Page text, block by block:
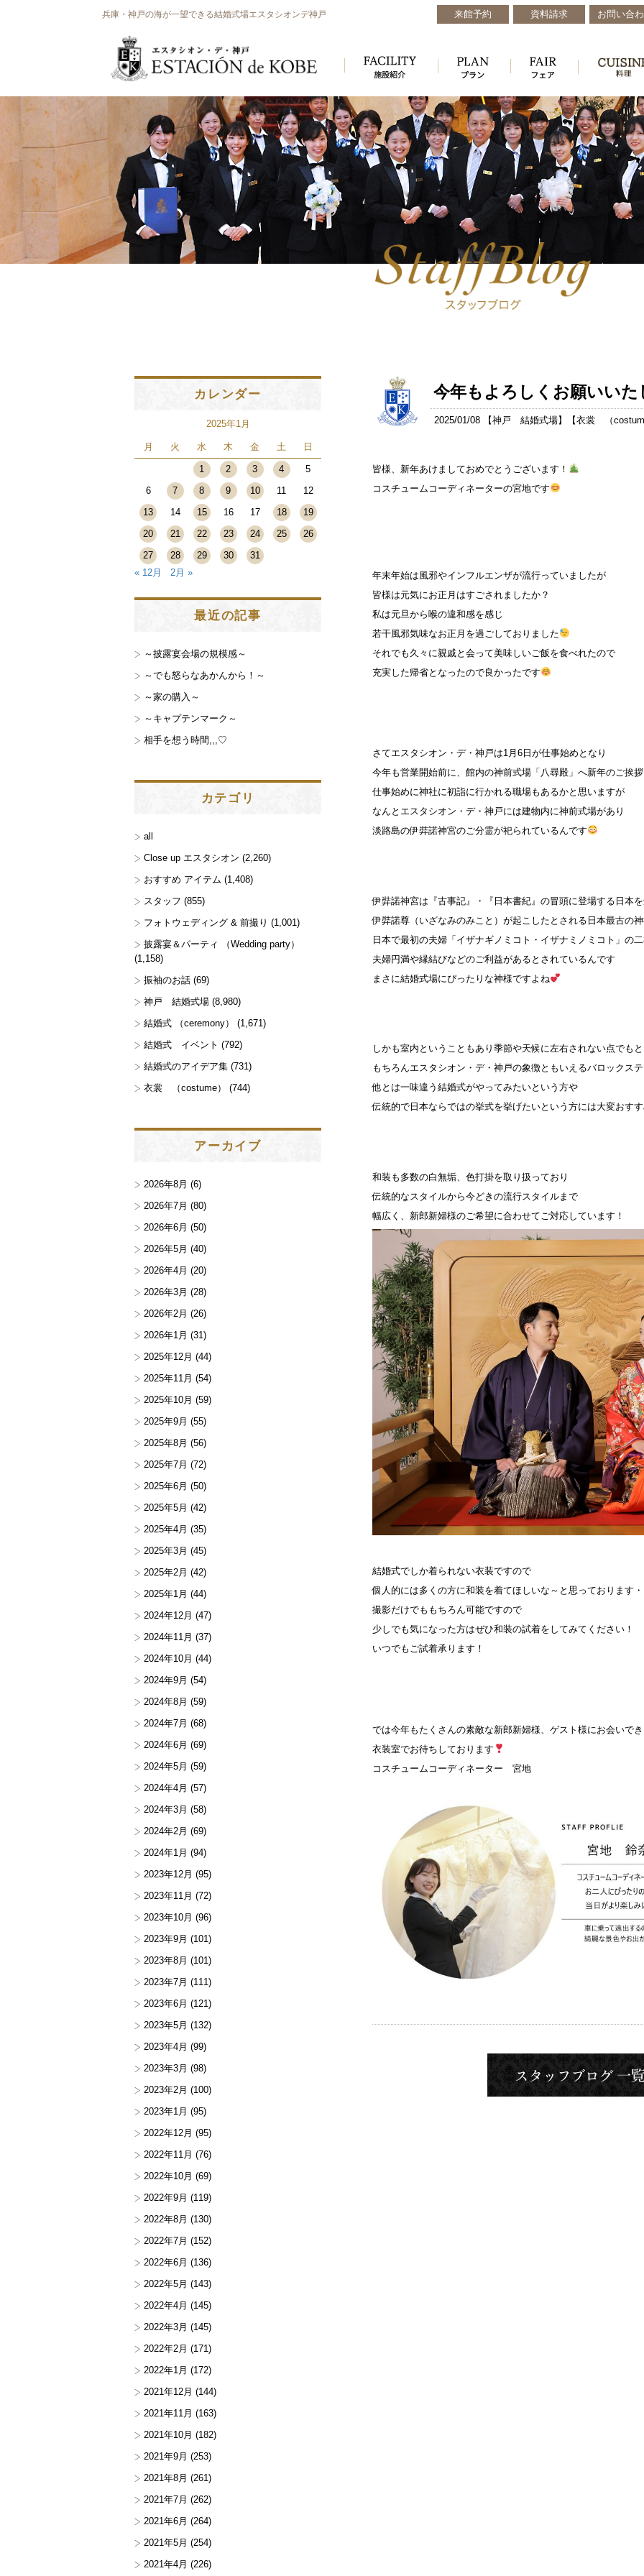
兵庫・神戸の海が一望できる結婚式場エスタシオンデ神戸 来館予約 資料請求 お問い合
今年もよろしくお願いいた
2025/01/08 【神戸 結婚式場】【衣裳 （
皆様、新年あけましておめでとうございます！
コスチュームコーディネーターの宮地です
年末年始は風邪やインフルエンザが流行っていましたが
皆様は元気にお正月はすごされましたか？
私は元旦から喉の違和感を感じ
若干風邪気味なお正月を過ごしておりました
それでも久々に親戚と会って美味しいご飯を食べれたので
充実した帰省となったので良かったです
さてエスタシオン・デ・神戸は1月6日が仕事始めとなり
今年も営業開始前に、館内の神前式場「八尋殿」へ新年のご挨
仕事始めに神社に初詣に行かれる職場もあるかと思いますが
なんとエスタシオン・デ・神戸には建物内に神前式場があり
淡路島の伊弉諾神宮のご分霊が祀られているんです
伊弉諾神宮は『古事記』・『日本書紀』の冒頭に登場する日本
伊弉諾尊（いざなみのみこと）が起こしたとされる日本最古の
日本で最初の夫婦「イザナギノミコト・イザナミノミコト」の
夫婦円満や縁結びなどのご利益があるとされているんです
まさに結婚式場にぴったりな神様ですよね
しかも室内ということもあり季節や天候に左右されない点でも
もちろんエスタシオン・デ・神戸の象徴ともいえるバロックス
他とは一味違う結婚式がやってみたいという方や
伝統的で日本ならではの挙式を挙げたいという方には大変おす
和装も多数の白無垢、色打掛を取り扱っており
伝統的なスタイルから今どきの流行スタイルまで
幅広く、新郎新婦様のご希望に合わせてご対応しています！
結婚式でしか着られない衣装ですので
個人的には多くの方に和装を着てほしいな～と思っております
撮影だけでももちろん可能ですので
少しでも気になった方はぜひ和装の試着をしてみてください！
いつでもご試着承ります！
では今年もたくさんの素敵な新郎新婦様、ゲスト様にお会いで
衣装室でお待ちしております
コスチュームコーディネーター 宮地
カレンダー
2025年1月
月 火 水 木 金 土 日
1 2 3 4
5
6
7 8 9 10 11
12
13
14 15 16 17 18
19
20
21 22 23 24 25
26
27
28 29 30
31
« 12月
2月 »
最近の記事
～披露宴会場の規模感～
～でも怒らなあかんから！～
～家の購入～
～キャプテンマーク～
相手を想う時間,,,♡
カテゴリ
all
Close up エスタシオン (2,260)
おすすめ アイテム (1,408)
スタッフ (855)
フォトウェディング & 前撮り (1,001)
披露宴＆パーティ （Wedding party）
(1,158)
振袖のお話 (69)
神戸 結婚式場 (8,980)
結婚式 （ceremony）
(1,671)
結婚式 イベント (792)
結婚式のアイデア集 (731)
衣裳 （costume）
(744)
アーカイブ
2026年8月 (6)
2026年7月 (80)
2026年6月 (50)
2026年5月 (40)
2026年4月 (20)
2026年3月 (28)
2026年2月 (26)
2026年1月 (31)
2025年12月 (44)
2025年11月 (54)
2025年10月 (59)
2025年9月 (55)
2025年8月 (56)
2025年7月 (72)
2025年6月 (50)
2025年5月 (42)
2025年4月 (35)
2025年3月 (45)
2025年2月 (42)
2025年1月 (44)
2024年12月 (47)
2024年11月 (37)
2024年10月 (44)
2024年9月 (54)
2024年8月 (59)
2024年7月 (68)
2024年6月 (69)
2024年5月 (59)
2024年4月 (57)
2024年3月 (58)
2024年2月 (69)
2024年1月 (94)
2023年12月 (95)
2023年11月 (72)
2023年10月 (96)
2023年9月 (101)
2023年8月 (101)
2023年7月 (111)
2023年6月 (121)
2023年5月 (132)
2023年4月 (99)
2023年3月 (98)
2023年2月 (100)
2023年1月 (95)
2022年12月 (95)
2022年11月 (76)
2022年10月 (69)
2022年9月 (119)
2022年8月 (130)
2022年7月 (152)
2022年6月 (136)
2022年5月 (143)
2022年4月 (145)
2022年3月 (145)
2022年2月 (171)
2022年1月 (172)
2021年12月 (144)
2021年11月 (163)
2021年10月 (182)
2021年9月 (253)
2021年8月 (261)
2021年7月 (262)
2021年6月 (264)
2021年5月 (254)
2021年4月 (226)